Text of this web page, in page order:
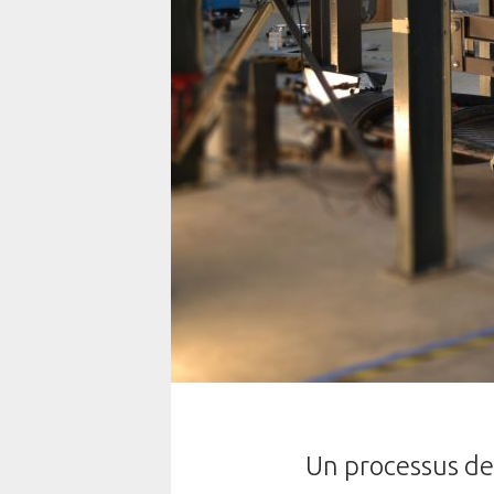
PLAISANCE
UNIVERS LISA
INNOVATIONS
Conception
Matériaux & Fabrication
Le
Un processus